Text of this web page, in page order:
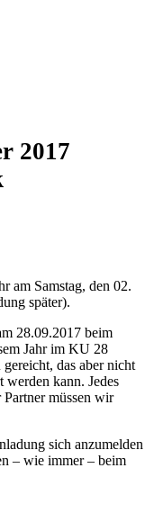
2017
am Samstag, den 02.
später).
28.09.2017 beim
Jahr im KU 28
das aber nicht
werden kann. Jedes
müssen wir
sich anzumelden
– wie immer – beim